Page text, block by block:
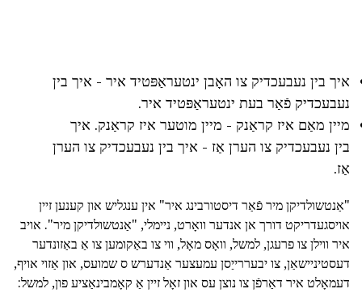
איך בין נעבעכדיק צו האָבן ינטעראַפּטיד איר - איך בין
נעבעכדיק פֿאַר בעת ינטעראַפּטיד איר.
מיין מאַם איז קראַנק - מיין מוטער איז קראַנק. איך
בין נעבעכדיק צו הערן אַז - איך בין נעבעכדיק צו הערן
אַז.
"אַנטשולדיקן מיר פֿאַר דיסטורבינג איר" אין ענגליש און קענען זיין
אויסגעדריקט דורך אן אנדער וואָרט, ניימלי, "אַנטשולדיקן מיר". אויב
איר ווילן צו פרעגן, למשל, וואָס מאָל, ווי צו באַקומען צו אַ באַזונדער
דעסטיניישאַן, צו יבעררייַסן עמעצער אַנדערש ס שמועס, און אַזוי אויף,
דעמאָלט איר דאַרפֿן צו נוצן עס און זאָל זיין אַ קאָמבינאַציע פון, למשל: